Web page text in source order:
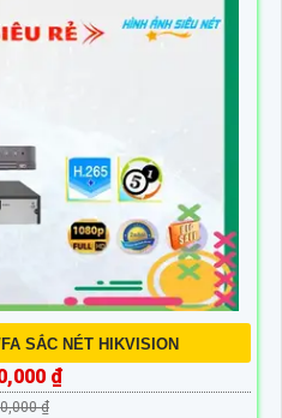
SẮC NÉT HIKVISION
₫
₫